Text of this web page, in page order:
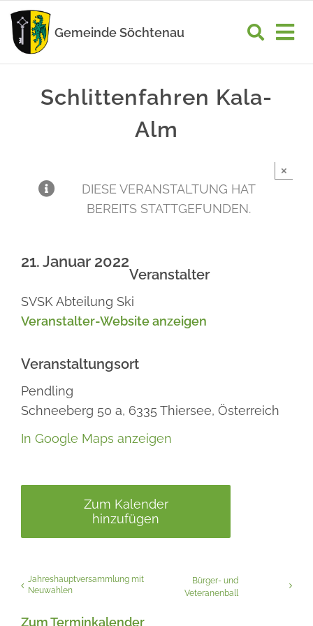
Zum
Inhalt
springen
Gemeinde Söchtenau
WIRTSCHAFT
UNSER ORT
Schlittenfahren Kala-
Alm
DIESE VERANSTALTUNG HAT
BEREITS STATTGEFUNDEN.
×
21. Januar 2022
Veranstalter
SVSK Abteilung Ski
Veranstalter-Website anzeigen
Veranstaltungsort
Pendling
Schneeberg 50 a, 6335 Thiersee, Österreich
In Google Maps anzeigen
Zum Kalender
hinzufügen
Jahreshauptversammlung mit
Neuwahlen
Bürger- und
Veteranenball
Zum Terminkalender